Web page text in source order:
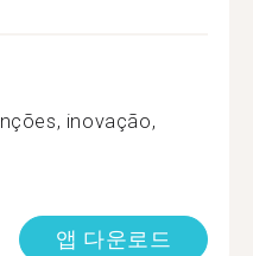
inovação,
앱 다운로드